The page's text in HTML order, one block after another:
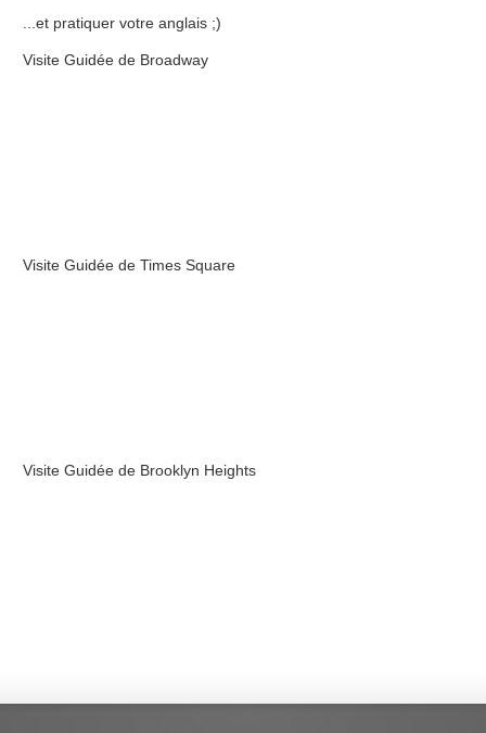
...et pratiquer votre anglais ;)
Visite Guidée de Broadway
Visite Guidée de Times Square
Visite Guidée de Brooklyn Heights